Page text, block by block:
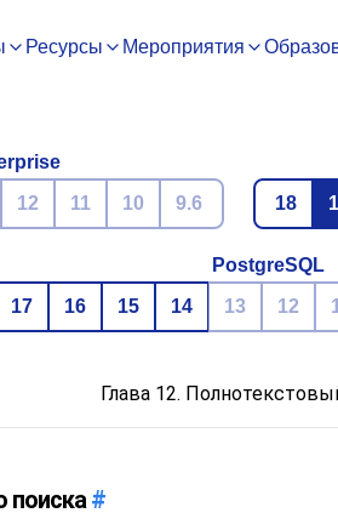
Ресурсы Мероприятия
12 11 10 9.6
18
PostgreSQL
17 16 15 14 13 12
Глава 12.
поиска#